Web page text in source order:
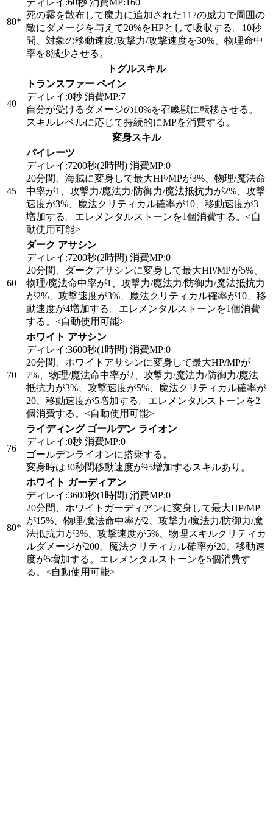
80*
ディレイ:60秒 消費MP:160
死の霧を散布して魔力に追加された117の威力で周囲の
敵にダメージを与えて20%をHPとして吸収する。10秒
間、対象の移動速度/攻撃力/攻撃速度を30%、物理命中
率を8減少させる。
トグルスキル
40
トランスファー ペイン
ディレイ:0秒 消費MP:7
自分が受けるダメージの10%を召喚獣に転移させる。
スキルレベルに応じて持続的にMPを消費する。
変身スキル
45
パイレーツ
ディレイ:7200秒(2時間) 消費MP:0
20分間、海賊に変身して最大HP/MPが3%、物理/魔法命
中率が1、攻撃力/魔法力/防御力/魔法抵抗力が2%、攻撃
速度が3%、魔法クリティカル確率が10、移動速度が3
増加する。エレメンタルストーンを1個消費する。 <自
動使用可能>
60
ダーク アサシン
ディレイ:7200秒(2時間) 消費MP:0
20分間、ダークアサシンに変身して最大HP/MPが5%、
物理/魔法命中率が1、攻撃力/魔法力/防御力/魔法抵抗力
が2%、攻撃速度が3%、魔法クリティカル確率が10、移
動速度が4増加する。エレメンタルストーンを1個消費
する。 <自動使用可能>
70
ホワイト アサシン
ディレイ:3600秒(1時間) 消費MP:0
20分間、ホワイトアサシンに変身して最大HP/MPが
7%、物理/魔法命中率が2、攻撃力/魔法力/防御力/魔法
抵抗力が3%、攻撃速度が5%、魔法クリティカル確率が
20、移動速度が5増加する。エレメンタルストーンを2
個消費する。 <自動使用可能>
76
ライディング ゴールデン ライオン
ディレイ:0秒 消費MP:0
ゴールデンライオンに搭乗する。
変身時は30秒間移動速度が95増加するスキルあり。
80*
ホワイト ガーディアン
ディレイ:3600秒(1時間) 消費MP:0
20分間、ホワイトガーディアンに変身して最大HP/MP
が15%、物理/魔法命中率が2、攻撃力/魔法力/防御力/魔
法抵抗力が3%、攻撃速度が5%、物理スキルクリティカ
ルダメージが200、魔法クリティカル確率が20、移動速
度が5増加する。エレメンタルストーンを5個消費す
る。 <自動使用可能>